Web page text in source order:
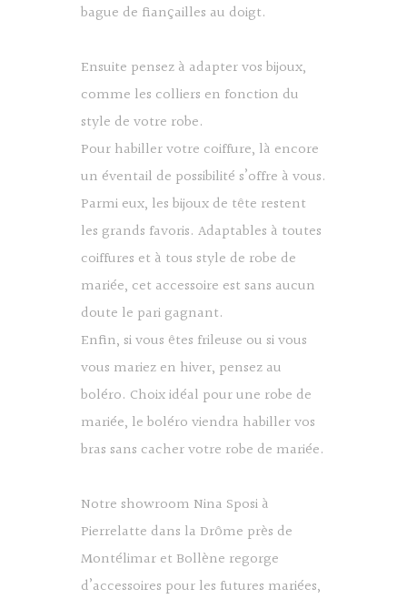
bague de fiançailles au doigt.
Ensuite pensez à adapter vos bijoux,
comme les colliers en fonction du
style de votre robe.
Pour habiller votre coiffure, là encore
un éventail de possibilité s’offre à vous.
Parmi eux, les bijoux de tête restent
les grands favoris. Adaptables à toutes
coiffures et à tous style de robe de
mariée, cet accessoire est sans aucun
doute le pari gagnant.
Enfin, si vous êtes frileuse ou si vous
vous mariez en hiver, pensez au
boléro. Choix idéal pour une robe de
mariée, le boléro viendra habiller vos
bras sans cacher votre robe de mariée.
Notre showroom Nina Sposi à
Pierrelatte dans la Drôme près de
Montélimar et Bollène regorge
d’accessoires pour les futures mariées,